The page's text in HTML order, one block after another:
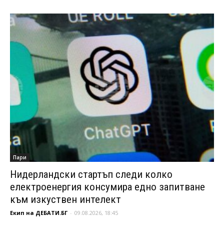
Пари
Нидерландски стартъп следи колко
електроенергия консумира едно запитване
към изкуствен интелект
Екип на ДЕБАТИ.БГ - 09.08.2026, 18:45